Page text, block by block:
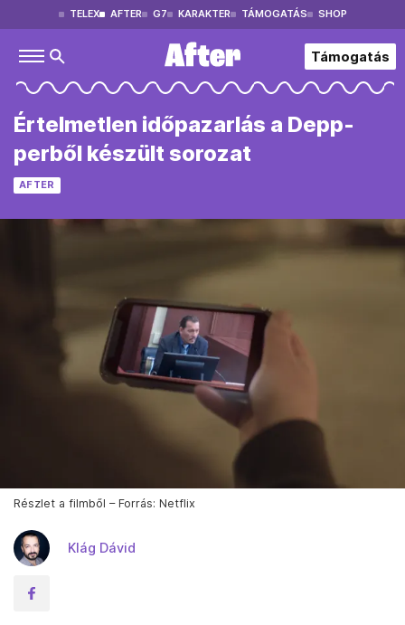
TELEX AFTER G7 KARAKTER TÁMOGATÁS SHOP
Támogatás
Értelmetlen időpazarlás a Depp-
perből készült sorozat
AFTER
Részlet a filmből – Forrás: Netflix
Klág Dávid